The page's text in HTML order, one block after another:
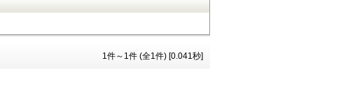
1件～1件 (全1件) [0.041秒]